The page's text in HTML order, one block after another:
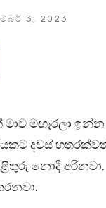
3, 2023
මඟෑරලා
දවස්
නොදී